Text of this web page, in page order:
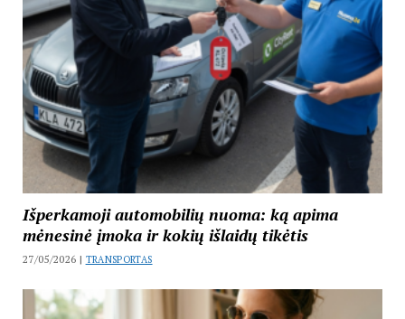
Išperkamoji automobilių nuoma: ką apima
mėnesinė įmoka ir kokių išlaidų tikėtis
27/05/2026 | TRANSPORTAS